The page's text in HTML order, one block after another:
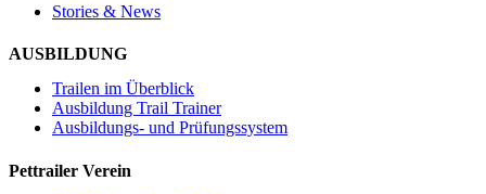
Stories & News
AUSBILDUNG
Trailen im Überblick
Ausbildung Trail Trainer
Ausbildungs- und Prüfungssystem
Pettrailer Verein